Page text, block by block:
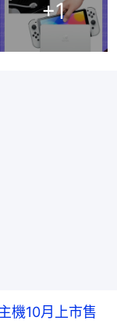
+1
機10月上市售